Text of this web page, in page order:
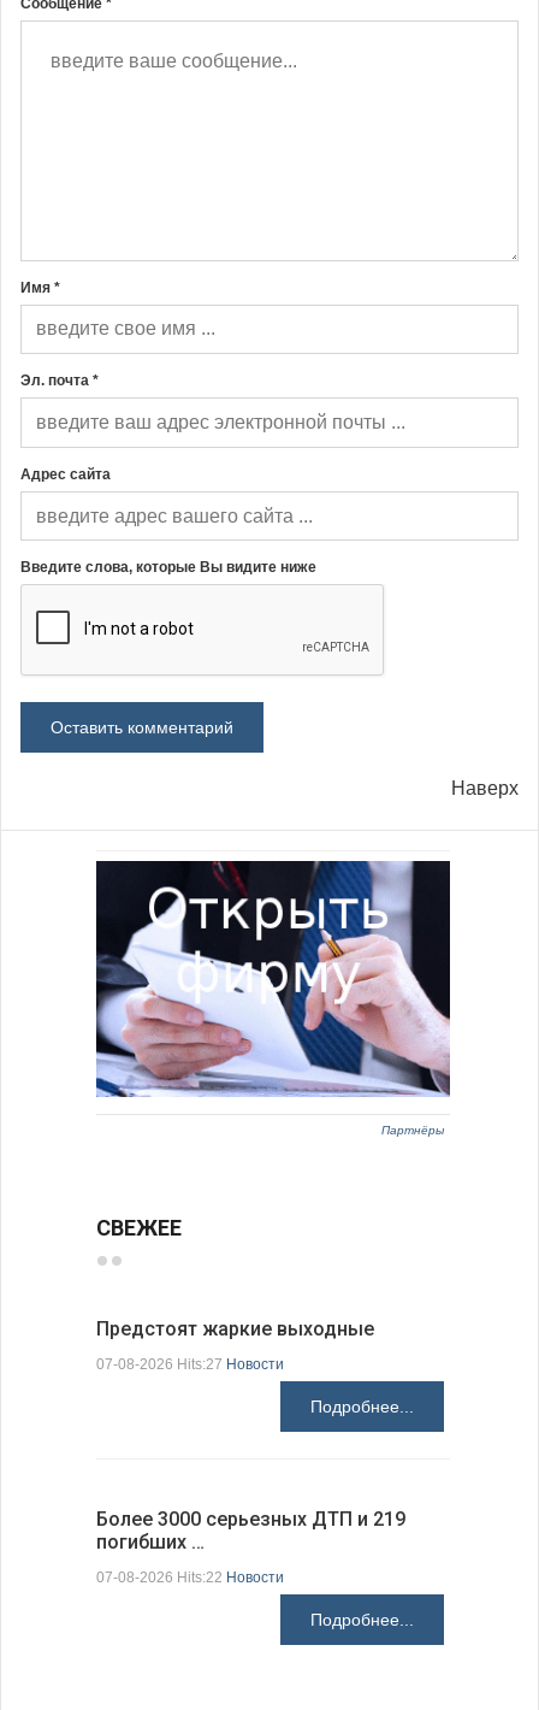
Имя *
Эл. почта *
Адрес сайта
Введите слова, которые Вы видите ниже
Наверх
Партнёры
СВЕЖЕЕ
Предстоят жаркие выходные
07-08-2026 Hits:27 Новости
Подробнее...
Более 3000 серьезных ДТП и 219
погибших …
07-08-2026 Hits:22 Новости
Подробнее...